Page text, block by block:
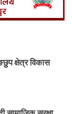
क्षेत्र विकास